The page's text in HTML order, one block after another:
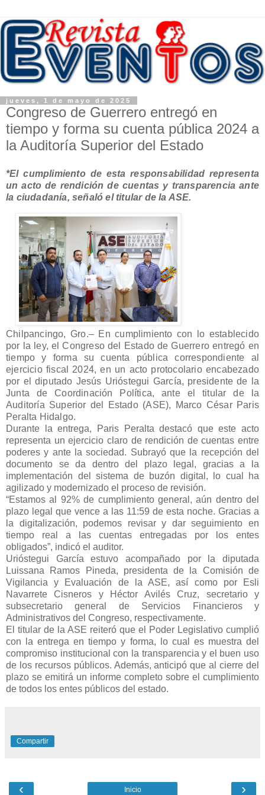
jueves, 1 de mayo de 2025
Congreso de Guerrero entregó en
tiempo y forma su cuenta pública 2024 a
la Auditoría Superior del Estado
*El cumplimiento de esta responsabilidad representa
un acto de rendición de cuentas y transparencia ante
la ciudadanía, señaló el titular de la ASE.
Chilpancingo, Gro.– En cumplimiento con lo establecido
por la ley, el Congreso del Estado de Guerrero entregó en
tiempo y forma su cuenta pública correspondiente al
ejercicio fiscal 2024, en un acto protocolario encabezado
por el diputado Jesús Urióstegui García, presidente de la
Junta de Coordinación Política, ante el titular de la
Auditoría Superior del Estado (ASE), Marco César Paris
Peralta Hidalgo.
Durante la entrega, Paris Peralta destacó que este acto
representa un ejercicio claro de rendición de cuentas entre
poderes y ante la sociedad. Subrayó que la recepción del
documento se da dentro del plazo legal, gracias a la
implementación del sistema de buzón digital, lo cual ha
agilizado y modernizado el proceso de revisión.
“Estamos al 92% de cumplimiento general, aún dentro del
plazo legal que vence a las 11:59 de esta noche. Gracias a
la digitalización, podemos revisar y dar seguimiento en
tiempo real a las cuentas entregadas por los entes
obligados”, indicó el auditor.
Urióstegui García estuvo acompañado por la diputada
Luissana Ramos Pineda, presidenta de la Comisión de
Vigilancia y Evaluación de la ASE, así como por Esli
Navarrete Cisneros y Héctor Avilés Cruz, secretario y
subsecretario general de Servicios Financieros y
Administrativos del Congreso, respectivamente.
El titular de la ASE reiteró que el Poder Legislativo cumplió
con la entrega en tiempo y forma, lo cual es muestra del
compromiso institucional con la transparencia y el buen uso
de los recursos públicos. Además, anticipó que al cierre del
plazo se emitirá un informe completo sobre el cumplimiento
de todos los entes públicos del estado.
Compartir
‹ ›
Inicio